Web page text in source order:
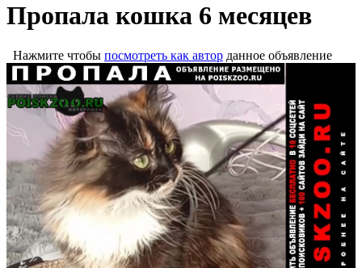
Пропала кошка 6 месяцев
Нажмите чтобы посмотреть как автор данное объявление